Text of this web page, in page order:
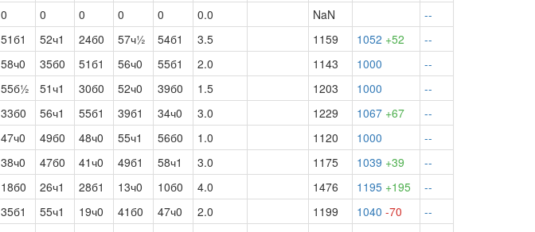
0 0 0 0 0 0.0 NaN
--
51б1 52ч1 24б0 57ч½ 54б1 3.5 1159 1052 +52
--
58ч0 35б0 51б1 56ч0 55б1 2.0 1143 1000
--
55б½ 51ч1 30б0 52ч0 39б0 1.5 1203 1000
--
33б0 56ч1 55б1 39б1 34ч0 3.0 1229 1067 +67
--
47ч0 49б0 48ч0 55ч1 56б0 1.0 1120 1000
--
38ч0 47б0 41ч0 49б1 58ч1 3.0 1175 1039 +39
--
18б0 26ч1 28б1 13ч0 10б0 4.0 1476 1195 +195
--
35б1 55ч1 19ч0 41б0 47ч0 2.0 1199 1040 -70
--